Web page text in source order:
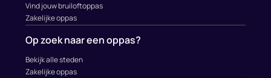
Vind jouw bruiloftoppas
Zakelijke oppas
Op zoek naar een oppas?
Bekijk alle steden
Zakelijke oppas